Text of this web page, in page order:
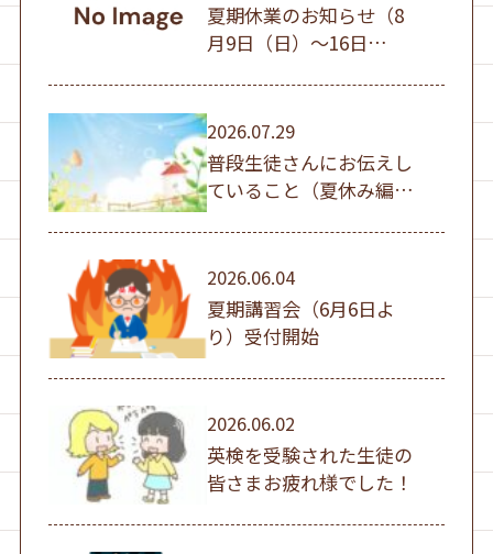
夏期休業のお知らせ（8
月9日（日）～16日
2026.07.29
普段生徒さんにお伝えし
ていること（夏休み編
①）
2026.06.04
夏期講習会（6月6日よ
り）受付開始
2026.06.02
英検を受験された生徒の
皆さまお疲れ様でした！